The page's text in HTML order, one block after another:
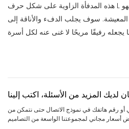
هذه المدفأة الزاوية على شكل حرف L ليست مجرد جهاز تدفئة؛ فهو
سوف يجلب الدفء والأناقة إلى
لديك المزيد من الأسئلة، اكتب إلينا
أو رقم هاتفك في نموذج الاتصال حتى نتمكن من